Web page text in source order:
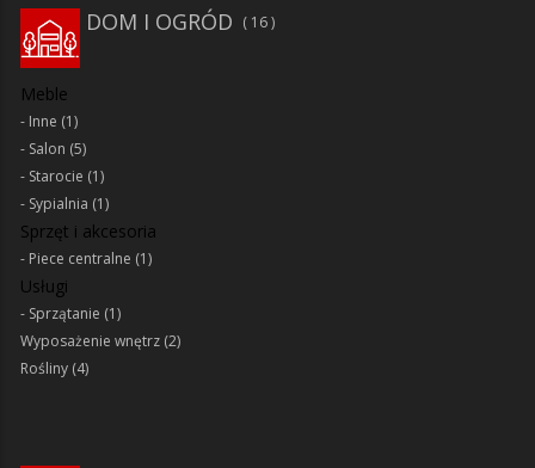
DOM I OGRÓD 16
Meble
Inne (1)
Salon (5)
Starocie (1)
Sypialnia (1)
Sprzęt i akcesoria
Piece centralne (1)
Usługi
Sprzątanie (1)
Wyposażenie wnętrz (2)
Rośliny (4)